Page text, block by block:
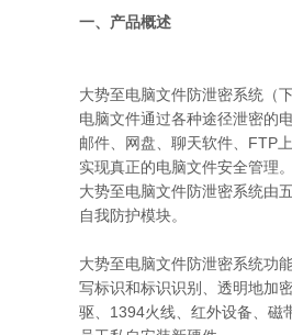
一、产品概述
大势至电脑文件防泄密系统（
电脑文件通过各种途径泄密的
邮件、网盘、聊天软件、FTP
实现真正的电脑文件安全管理。
大势至电脑文件防泄密系统由
自我防护模块。
大势至电脑文件防泄密系统功
写标识和标识识别、透明地加
驱、1394火线、红外设备、磁